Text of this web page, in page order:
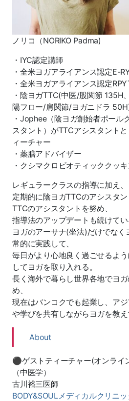
ノリコ（NORIKO Padma)
・IYC認定講師
・全米ヨガアライアンス認定E-
・全米ヨガアライアンス認定
・陰ヨガTTC(中医/股関節 135H
陽フロー/肩関節/ヨガニドラ
・Jophee（陰ヨガ創始者ポール
スタント）がTTCアシスタント
ィーチャー
・薬膳アドバイザー
・クシマクロビオティッククッ
レギュラークラスの指導に加え、
定期的に陰ヨガTTCのアシスタ
TTCのアシスタントを努め、
指導法のアップデートも続けてい
ヨガのアーサナ(坐法)だけでなく
常的に実践して、
毎日がより心地良く過ごせるよ
してヨガを取り入れる。
長く海外で暮らし世界各地でヨ
め、
現在はバンコクでも起業し、ア
や学びを共有しながらヨガを教え
About
⚫︎ゲストティーチャー(オンライ
（中医学）
古川裕三医師
BODY&SOULメディカルクリニ